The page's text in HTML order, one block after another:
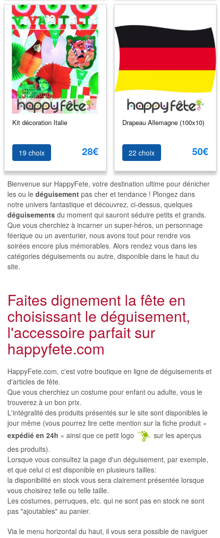
Kit décoration Italie
19 choix 28€
Drapeau Allemagne (100x10)
22 choix 50€
Bienvenue sur HappyFete, votre destination ultime pour dénicher
les ou le déguisement pas cher et tendance ! Plongez dans
notre univers fantastique et découvrez, ci-dessus, quelques
déguisements du moment qui sauront séduire petits et grands.
Que vous cherchiez à incarner un super-héros, un personnage
féerique ou un aventurier, nous avons tout pour rendre vos
soirées encore plus mémorables. Alors rendez vous dans les
catégories déguisements ou autre, disponible dans le haut du
site.
Faites dignement la fête en
choisissant le déguisement,
l'accessoire parfait sur
happyfete.com
HappyFete.com, c'est votre boutique en ligne de déguisements et
d'articles de fête.
Que vous cherchiez un costume pour enfant ou adulte, vous le
trouverez à un bon prix.
L'intégralité des produits présentés sur le site sont disponibles le
jour même (vous pourrez lire cette mention sur la fiche produit «
expédié en 24h » ainsi que ce petit logo
sur les aperçus
des produits).
Lorsque vous consultez la page d'un déguisement, par exemple,
et que celui ci est disponible en plusieurs tailles:
la disponibilité en stock vous sera clairement présentée lorsque
vous choisirez telle ou telle taille.
Les costumes, perruques, etc. qui ne sont pas en stock ne sont
pas "ajoutables" au panier.
Via le menu horizontal du haut, il vous sera possible de naviguer